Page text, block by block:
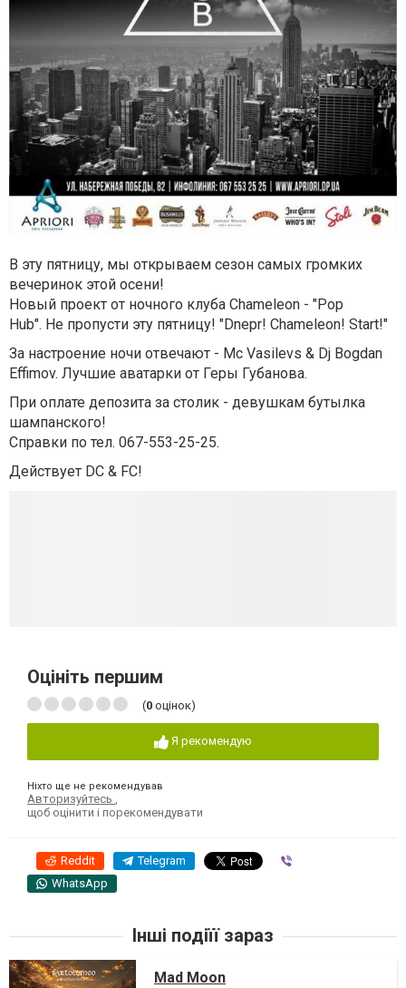
В эту пятницу, мы открываем сезон самых громких
вечеринок этой осени!
Новый проект от ночного клуба Chameleon - "Pop
Hub". Не пропусти эту пятницу! "Dnepr! Chameleon! Start!"
За настроение ночи отвечают - Mc Vasilevs & Dj Bogdan
Effimov. Лучшие аватарки от Геры Губанова.
При оплате депозита за столик - девушкам бутылка
шампанского!
Справки по тел. 067-553-25-25.
Действует DC & FC!
Оцініть першим
(0 оцінок)
Я рекомендую
Ніхто ще не рекомендував
Авторизуйтесь
щоб оцінити і порекомендувати
Reddit Telegram
WhatsApp
Інші подіїї зараз
Mad Moon